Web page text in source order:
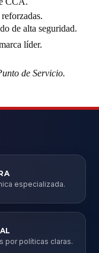
de alta seguridad.
líder.
de Servicio.
especializada.
por políticas claras.